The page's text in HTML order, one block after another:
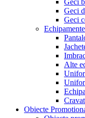
Geci
Geci
Alte
Obiecte